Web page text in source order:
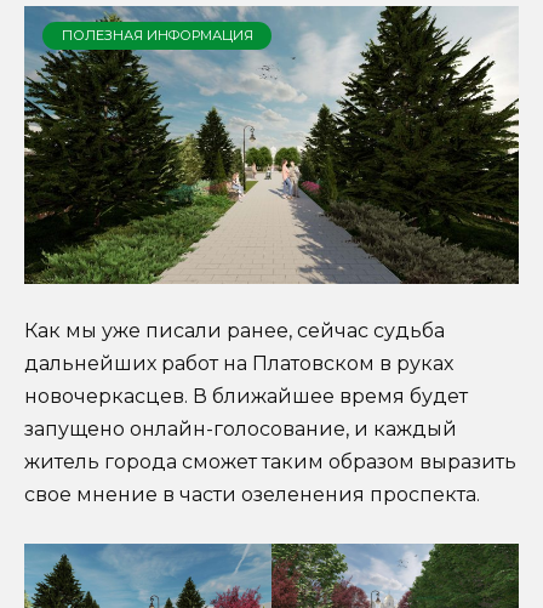
ПОЛЕЗНАЯ ИНФОРМАЦИЯ
Как мы уже писали ранее, сейчас судьба
дальнейших работ на Платовском в руках
новочеркасцев. В ближайшее время будет
запущено онлайн-голосование, и каждый
житель города сможет таким образом выразить
свое мнение в части озеленения проспекта.